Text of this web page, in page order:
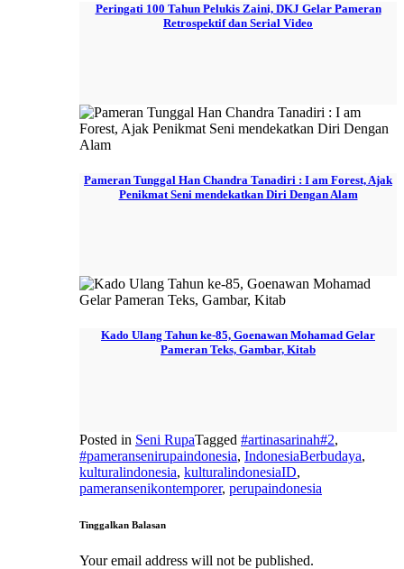
Peringati 100 Tahun Pelukis Zaini, DKJ Gelar Pameran
Retrospektif dan Serial Video
Pameran Tunggal Han Chandra Tanadiri : I am Forest, Ajak
Penikmat Seni mendekatkan Diri Dengan Alam
Kado Ulang Tahun ke-85, Goenawan Mohamad Gelar
Pameran Teks, Gambar, Kitab
Posted in Seni RupaTagged #artinasarinah#2,
#pameransenirupaindonesia, IndonesiaBerbudaya,
kulturalindonesia, kulturalindonesiaID,
pameransenikontemporer, perupaindonesia
Tinggalkan Balasan
Your email address will not be published.